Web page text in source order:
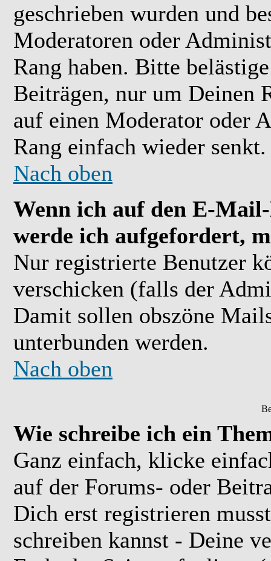
geschrieben wurden und
Moderatoren oder
Rang haben. Bitte
Beiträgen, nur um Deinen
auf einen Moderator oder
Rang einfach wieder senkt.
Nach oben
Wenn ich auf den E-
werde ich aufgefordert,
Nur registrierte Benutzer
verschicken (falls der
Damit sollen obszöne
unterbunden werden.
Nach oben
Wie schreibe ich ein
Ganz einfach, klicke
auf der Forums- oder
Dich erst registrieren
schreiben kannst - Deine